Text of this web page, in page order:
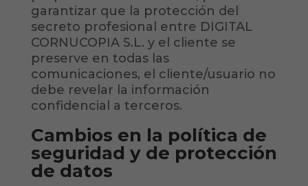
garantizar que la protección del
secreto profesional entre DIGITAL
CORNUCOPIA S.L. y el cliente se
preserve en todas las
comunicaciones, el cliente/usuario no
debe revelar la información
confidencial a terceros.
Cambios en la política de
seguridad y de protección
de datos